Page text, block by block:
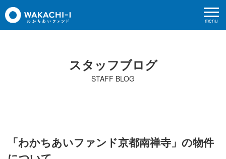
menu
スタッフブログ
STAFF BLOG
「わかちあいファンド京都南禅寺」の物件